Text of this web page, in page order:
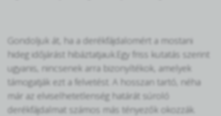
Gondoljuk át, ha a derékfájdalomért a mostani
hideg időjárást hibáztatjauk.Egy friss kutatás szerint
ugyanis, nincsenek arra bizonyítékok, amelyek
támogatják ezt a felvetést. A hosszan tartó, néha
már az elviselhetetlenség határát súroló
derékfájdalmat számos más tényezők okozzák.